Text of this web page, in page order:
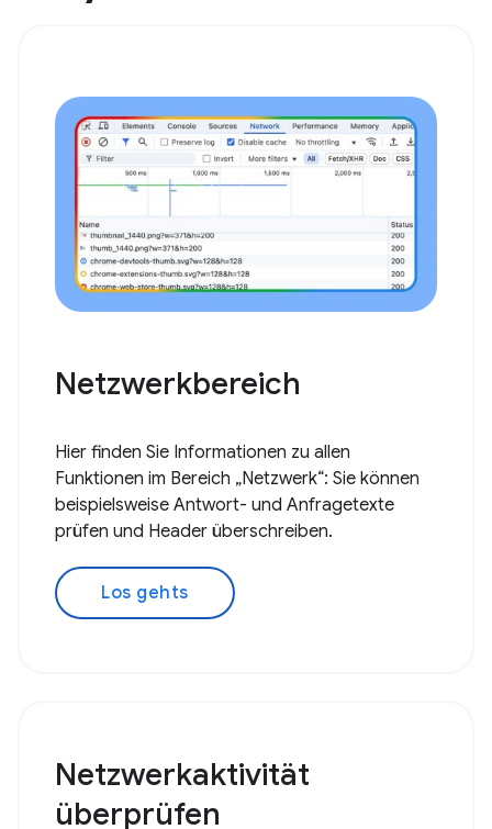
Netzwerkbereich
Hier finden Sie Informationen zu allen
Funktionen im Bereich „Netzwerk“: Sie können
beispielsweise Antwort- und Anfragetexte
prüfen und Header überschreiben.
Los gehts
Netzwerkaktivität
überprüfen